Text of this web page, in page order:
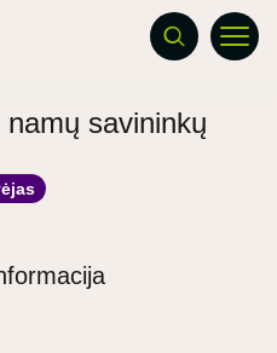
savininkų